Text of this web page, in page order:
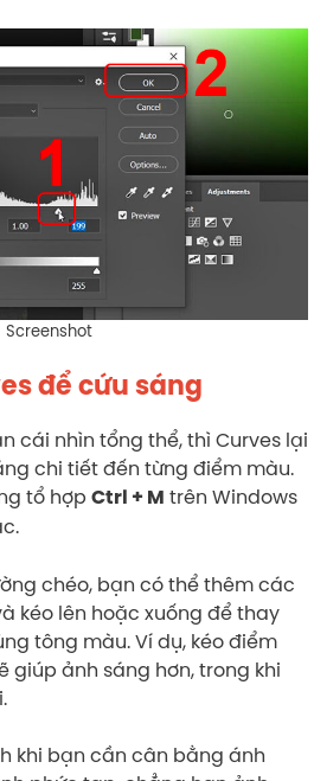
Screenshot
để cứu sáng
cái nhìn tổng thể, thì Curves lại
chi tiết đến từng điểm màu.
tổ hợp Ctrl + M trên Windows
chéo, bạn có thể thêm các
kéo lên hoặc xuống để thay
tông màu. Ví dụ, kéo điểm
giúp ảnh sáng hơn, trong khi
khi bạn cần cân bằng ánh